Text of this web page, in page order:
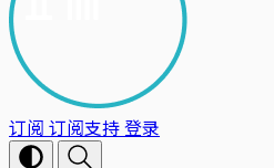
订阅 订阅支持登录